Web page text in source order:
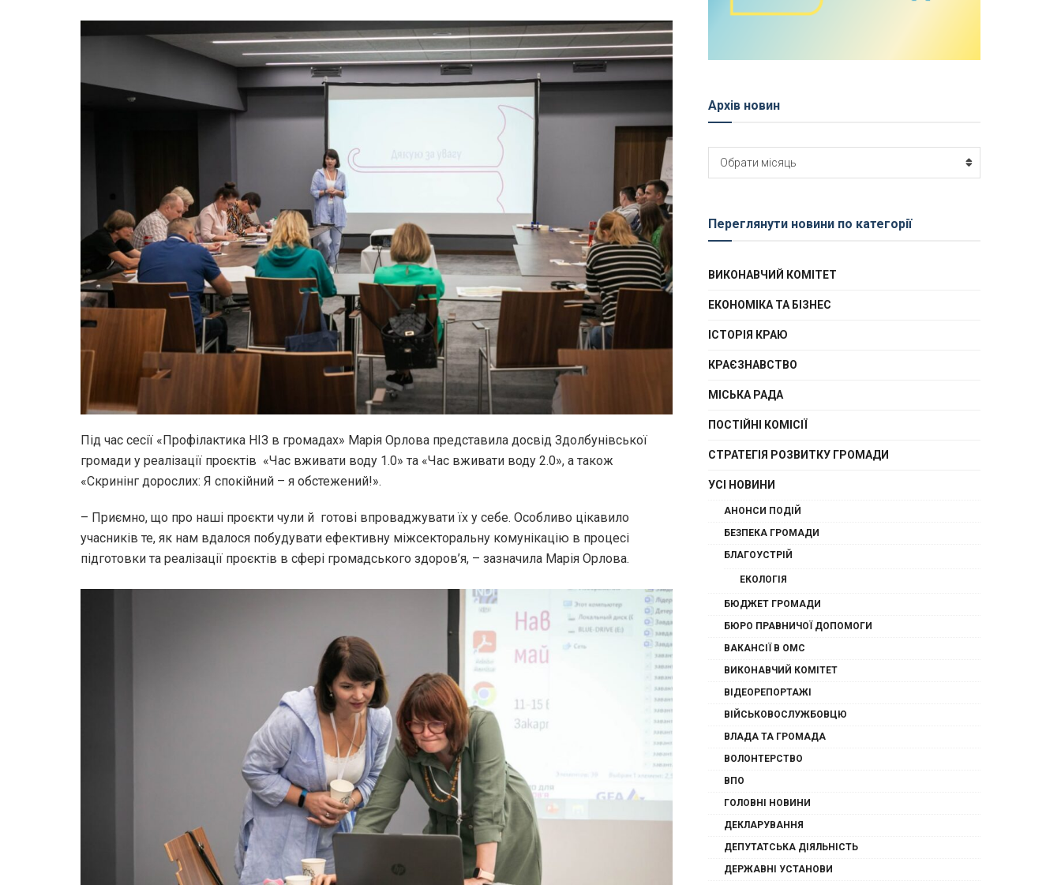
Під час сесії «Профілактика НІЗ в громадах» Марія Орлова представила досвід Здолбунівської
громади у реалізації проєктів «Час вживати воду 1.0» та «Час вживати воду 2.0», а також
«Скринінг дорослих: Я спокійний – я обстежений!».
– Приємно, що про наші проєкти чули й готові впроваджувати їх у себе. Особливо цікавило
учасників те, як нам вдалося побудувати ефективну міжсекторальну комунікацію в процесі
підготовки та реалізації проєктів в сфері громадського здоров’я, – зазначила Марія Орлова.
Архів новин
Архів
новин
Обрати місяць
Переглянути новини по категорії
ВИКОНАВЧИЙ КОМІТЕТ
ЕКОНОМІКА ТА БІЗНЕС
ІСТОРІЯ КРАЮ
КРАЄЗНАВСТВО
МІСЬКА РАДА
ПОСТІЙНІ КОМІСІЇ
СТРАТЕГІЯ РОЗВИТКУ ГРОМАДИ
УСІ НОВИНИ
АНОНСИ ПОДІЙ
БЕЗПЕКА ГРОМАДИ
БЛАГОУСТРІЙ
ЕКОЛОГІЯ
БЮДЖЕТ ГРОМАДИ
БЮРО ПРАВНИЧОЇ ДОПОМОГИ
ВАКАНСІЇ В ОМС
ВИКОНАВЧИЙ КОМІТЕТ
ВІДЕОРЕПОРТАЖІ
ВІЙСЬКОВОСЛУЖБОВЦЮ
ВЛАДА ТА ГРОМАДА
ВОЛОНТЕРСТВО
ВПО
ГОЛОВНІ НОВИНИ
ДЕКЛАРУВАННЯ
ДЕПУТАТСЬКА ДІЯЛЬНІСТЬ
ДЕРЖАВНІ УСТАНОВИ